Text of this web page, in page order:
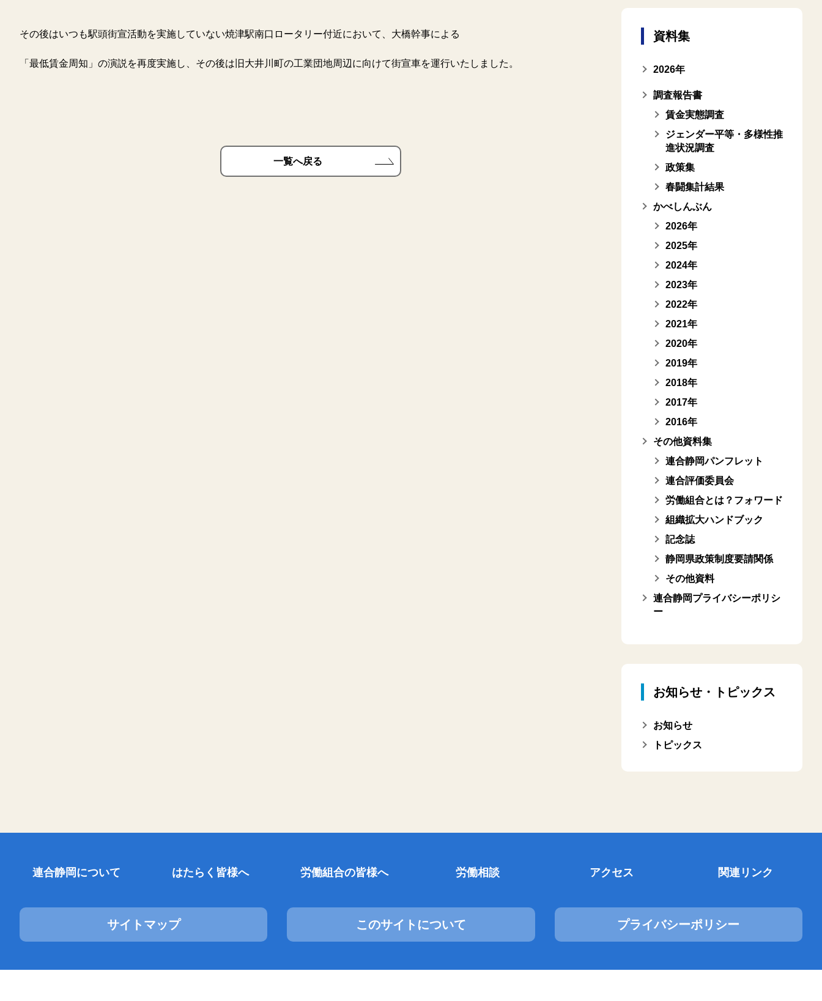
その後はいつも駅頭街宣活動を実施していない焼津駅南口ロータリー付近において、大橋幹事による
「最低賃金周知」の演説を再度実施し、その後は旧大井川町の工業団地周辺に向けて街宣車を運行いたしました。
一覧へ戻る
資料集
2026年
調査報告書
賃金実態調査
ジェンダー平等・多様性推
進状況調査
政策集
春闘集計結果
かべしんぶん
2026年
2025年
2024年
2023年
2022年
2021年
2020年
2019年
2018年
2017年
2016年
その他資料集
連合静岡パンフレット
連合評価委員会
労働組合とは？フォワード
組織拡大ハンドブック
記念誌
静岡県政策制度要請関係
その他資料
連合静岡プライバシーポリシ
ー
お知らせ・トピックス
お知らせ
トピックス
連合静岡について はたらく皆様へ 労働組合の皆様へ 労働相談 アクセス 関連リンク
サイトマップ このサイトについて プライバシーポリシー